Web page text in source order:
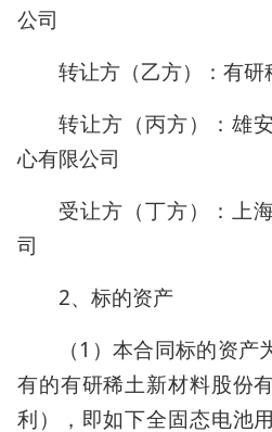
公司
转让方（乙方）：有研
转让方（丙方）：雄
心有限公司
受让方（丁方）：上
司
2、标的资产
（1）本合同标的资
有的有研稀土新材料股份
利），即如下全固态电池